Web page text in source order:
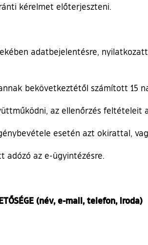
kérelmet előterjeszteni.
adatbejelentésre,
bekövetkeztétől számított 15
az ellenőrzés feltételeit
esetén azt okirattal,
az e-ügyintézésre.
(név, e-mail, telefon, iroda)